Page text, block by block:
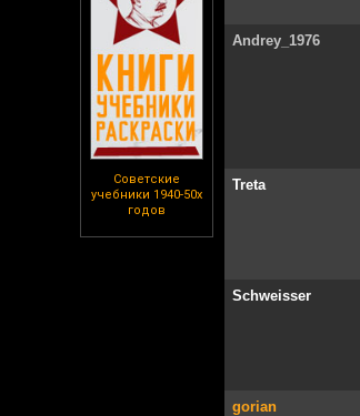
Советские
учебники 1940-50х
годов
Andrey_1976
Treta
Schweisser
gorian